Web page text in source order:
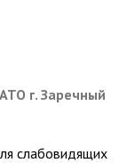
г. Заречный
слабовидящих